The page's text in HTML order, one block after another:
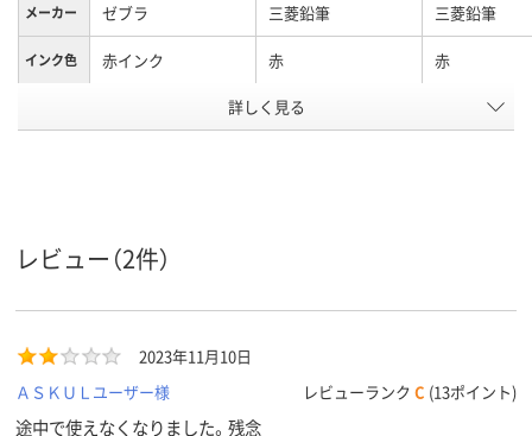
メーカー ゼブラ 三菱鉛筆 三菱鉛筆
インク色 赤インク 赤 赤
0.5mm
スコア
詳しく見る
レビュー（2件）
2023年11月10日
ＡＳＫＵＬユーザー様
レビューランク C (13ポイント)
途中で使えなくなりました。残念